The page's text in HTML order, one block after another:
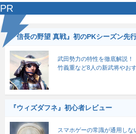
PR
『信長の野望 真戦』初のPKシーズン先
武田勢力の特性を徹底解説
竹義重など8人の新武将やお
『ウィズダフネ』初心者レビュー
スマホゲーの常識が通用し